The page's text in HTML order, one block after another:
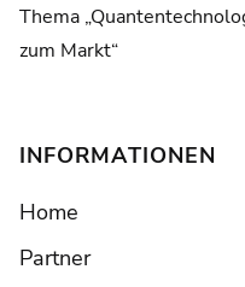
Thema
zum Markt“
INFORMATIONEN
Home
Partner